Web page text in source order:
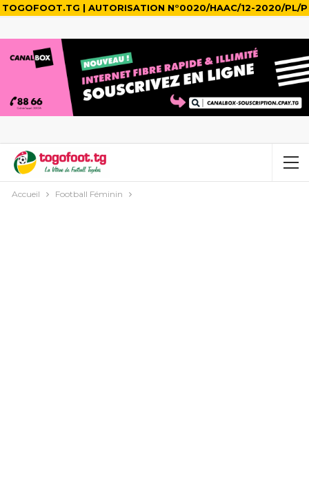
TOGOFOOT.TG | AUTORISATION N°0020/HAAC/12-2020/PL/P
Accueil Football Féminin